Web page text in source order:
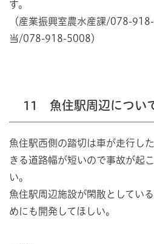
す。
（産業振興室農水産課/078-
当/078-918-5008）
11 魚住駅周辺につい
魚住駅西側の踏切は車が走行し
きる道路幅が短いので事故が起
い。
魚住駅周辺施設が閑散としてい
めにも開発してほしい。